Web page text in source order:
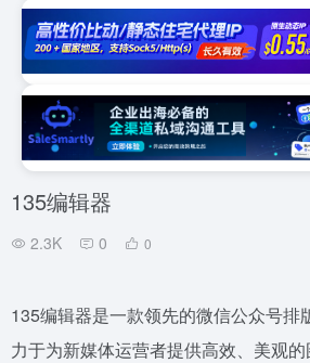
135编辑器
2.3K 0 0
135编辑器是一款领先的微信公众号排
力于为新媒体运营者提供高效、美观